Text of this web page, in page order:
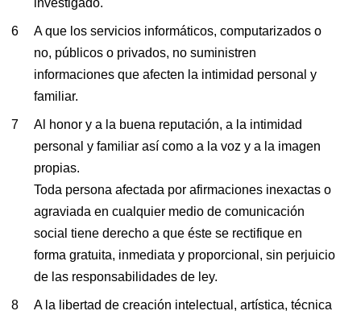
investigado.
A que los servicios informáticos, computarizados o
no, públicos o privados, no suministren
informaciones que afecten la intimidad personal y
familiar.
Al honor y a la buena reputación, a la intimidad
personal y familiar así como a la voz y a la imagen
propias.
Toda persona afectada por afirmaciones inexactas o
agraviada en cualquier medio de comunicación
social tiene derecho a que éste se rectifique en
forma gratuita, inmediata y proporcional, sin perjuicio
de las responsabilidades de ley.
A la libertad de creación intelectual, artística, técnica